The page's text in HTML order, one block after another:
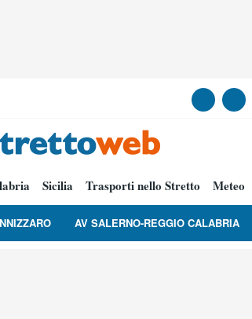
Sicilia Trasporti nello Stretto Meteo
AV SALERNO-REGGIO CALABRIA